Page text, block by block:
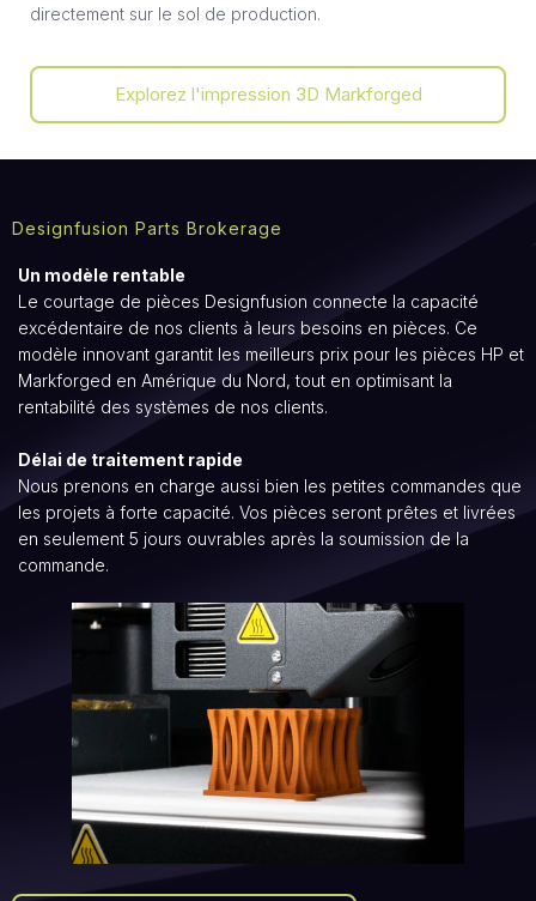
directement sur le sol de production.
Explorez l'impression 3D Markforged
Designfusion Parts Brokerage
Un modèle rentable
Le courtage de pièces Designfusion connecte la capacité
excédentaire de nos clients à leurs besoins en pièces. Ce
modèle innovant garantit les meilleurs prix pour les pièces HP et
Markforged en Amérique du Nord, tout en optimisant la
rentabilité des systèmes de nos clients.
Délai de traitement rapide
Nous prenons en charge aussi bien les petites commandes que
les projets à forte capacité. Vos pièces seront prêtes et livrées
en seulement 5 jours ouvrables après la soumission de la
commande.